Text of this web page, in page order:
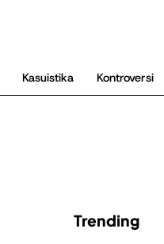
Kasuistika Kontroversi
Trending